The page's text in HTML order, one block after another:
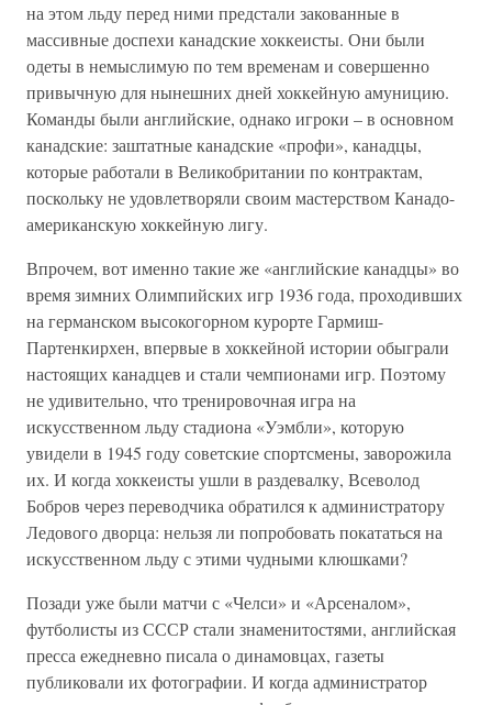
на этом льду перед ними предстали закованные в
массивные доспехи канадские хоккеисты. Они были
одеты в немыслимую по тем временам и совершенно
привычную для нынешних дней хоккейную амуницию.
Команды были английские, однако игроки – в основном
канадские: заштатные канадские «профи», канадцы,
которые работали в Великобритании по контрактам,
поскольку не удовлетворяли своим мастерством Канадо-
американскую хоккейную лигу.
Впрочем, вот именно такие же «английские канадцы» во
время зимних Олимпийских игр 1936 года, проходивших
на германском высокогорном курорте Гармиш-
Партенкирхен, впервые в хоккейной истории обыграли
настоящих канадцев и стали чемпионами игр. Поэтому
не удивительно, что тренировочная игра на
искусственном льду стадиона «Уэмбли», которую
увидели в 1945 году советские спортсмены, заворожила
их. И когда хоккеисты ушли в раздевалку, Всеволод
Бобров через переводчика обратился к администратору
Ледового дворца: нельзя ли попробовать покататься на
искусственном льду с этими чудными клюшками?
Позади уже были матчи с «Челси» и «Арсеналом»,
футболисты из СССР стали знаменитостями, английская
пресса ежедневно писала о динамовцах, газеты
публиковали их фотографии. И когда администратор